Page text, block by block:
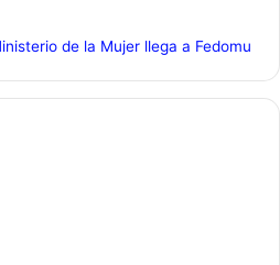
de la Mujer llega a Fedomu